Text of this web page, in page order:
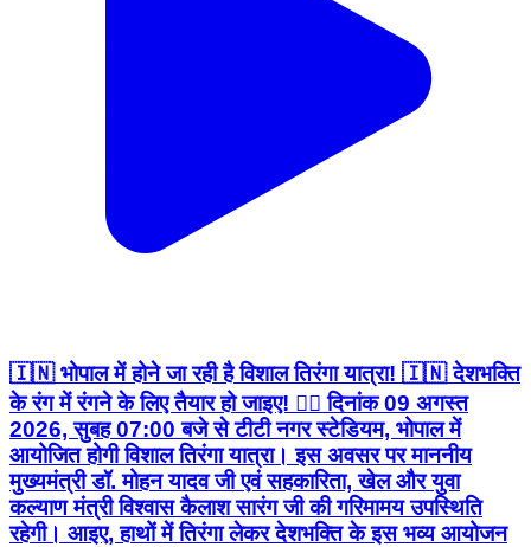
🇮🇳 भोपाल में होने जा रही है विशाल तिरंगा यात्रा! 🇮🇳 देशभक्ति
के रंग में रंगने के लिए तैयार हो जाइए! ❤️‍🔥 दिनांक 09 अगस्त
2026, सुबह 07:00 बजे से टीटी नगर स्टेडियम, भोपाल में
आयोजित होगी विशाल तिरंगा यात्रा। इस अवसर पर माननीय
मुख्यमंत्री डॉ. मोहन यादव जी एवं सहकारिता, खेल और युवा
कल्याण मंत्री विश्वास कैलाश सारंग जी की गरिमामय उपस्थिति
रहेगी। आइए, हाथों में तिरंगा लेकर देशभक्ति के इस भव्य आयोजन